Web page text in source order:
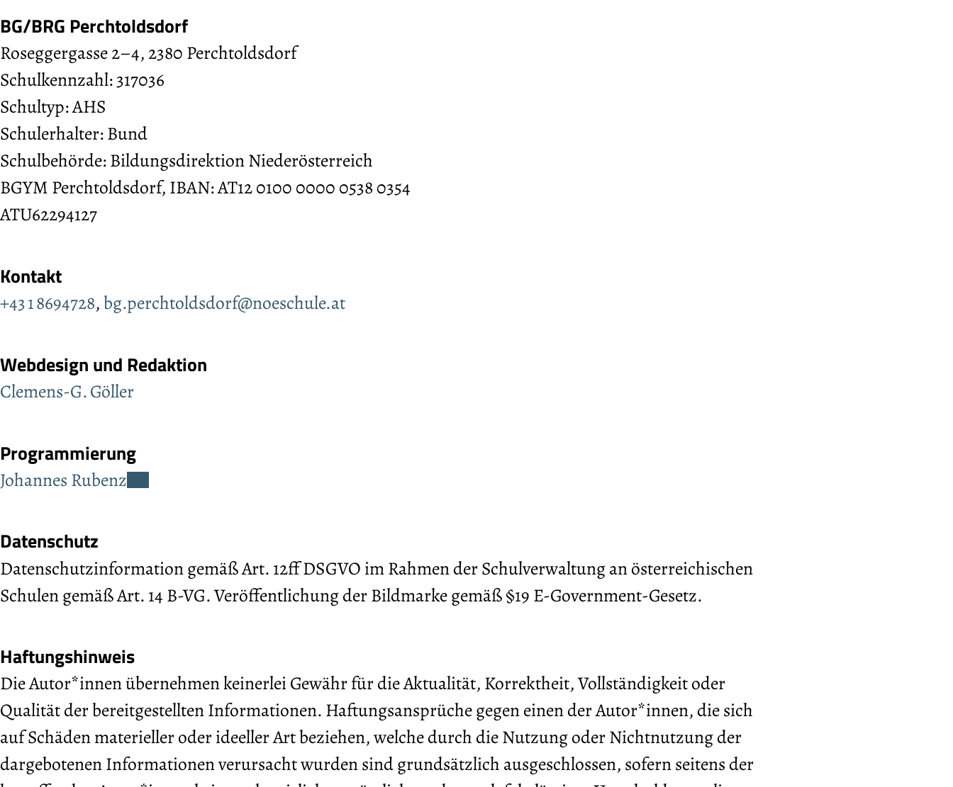
BG/BRG Perchtoldsdorf
Roseggergasse 2–4, 2380 Perchtoldsdorf
Schulkennzahl: 317036
Schultyp: AHS
Schulerhalter: Bund
Schulbehörde: Bildungsdirektion Niederösterreich
BGYM Perchtoldsdorf, IBAN: AT12 0100 0000 0538 0354
ATU62294127
Kontakt
+43 1 8694728,bg.perchtoldsdorf@noeschule.at
Webdesign und Redaktion
Clemens-G. Göller
Programmierung
Johannes Rubenz
Datenschutz
Datenschutzinformation gemäß Art. 12ff DSGVO im Rahmen der Schulverwaltung an österreichischen
Schulen gemäß Art. 14 B-VG. Veröffentlichung der Bildmarke gemäß §19 E-Government-Gesetz.
Haftungshinweis
Die Autor*innen übernehmen keinerlei Gewähr für die Aktualität, Korrektheit, Vollständigkeit oder
Qualität der bereitgestellten Informationen. Haftungsansprüche gegen einen der Autor*innen, die sich
auf Schäden materieller oder ideeller Art beziehen, welche durch die Nutzung oder Nichtnutzung der
dargebotenen Informationen verursacht wurden sind grundsätzlich ausgeschlossen, sofern seitens der